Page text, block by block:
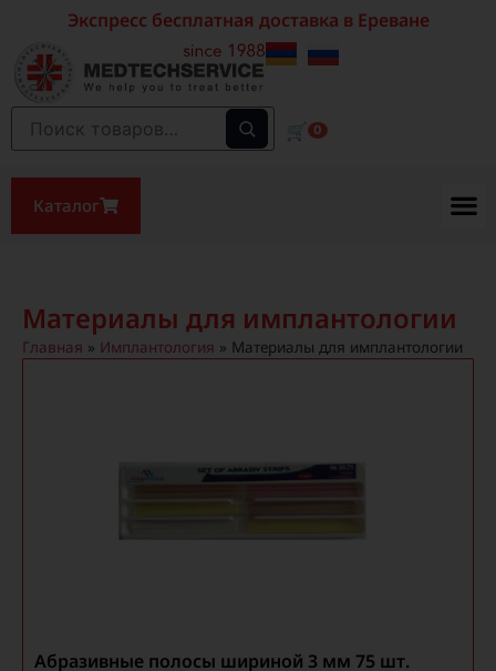
Экспресс бесплатная доставка в Ереване
🛒 0
Каталог
Материалы для имплантологии
Главная » Имплантология » Материалы для имплантологии
Абразивные полосы шириной 3 мм 75 шт.